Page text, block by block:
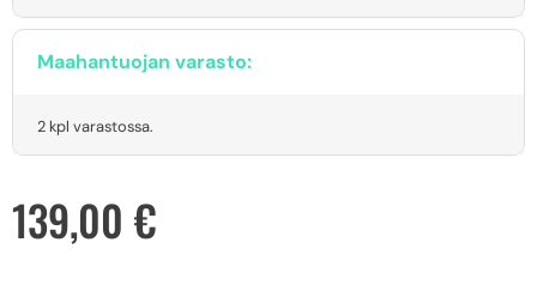
Maahantuojan varasto:
2 kpl varastossa.
139,00 €